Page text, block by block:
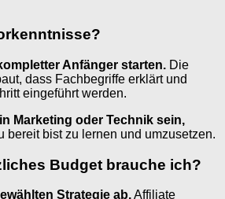
Anfänger starten. Die
dass Fachbegriffe erklärt und
eingeführt werden.
Marketing oder Technik sein,
bereit bist zu lernen und umzusetzen.
Budget brauche ich?
Strategie ab.Affiliate